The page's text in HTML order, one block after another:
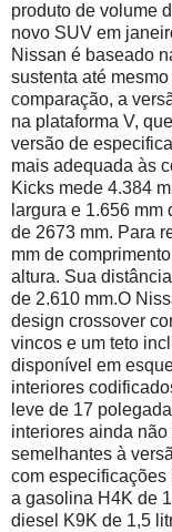
produto de volume
novo SUV em
Nissan é baseado
sustenta até
comparação, a
na plataforma V,
versão de
mais adequada às
Kicks mede 4.384
largura e 1.656 mm
de 2673 mm. Para
mm de
altura. Sua
de 2.610 mm.O
design crossover
vincos e um teto
disponível em
interiores
leve de 17
interiores ainda
semelhantes à
com
a gasolina H4K de
diesel K9K de 1,5